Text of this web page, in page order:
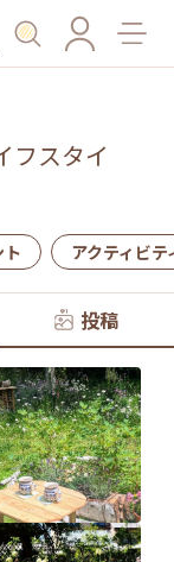
フスタイ
ト アクティビテ
投稿